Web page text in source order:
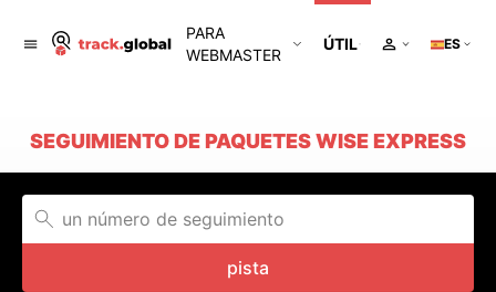
PARA
WEBMASTER
ÚTIL ES
SEGUIMIENTO DE PAQUETES WISE EXPRESS
pista